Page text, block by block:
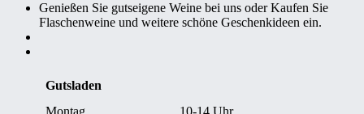
Genießen Sie gutseigene Weine bei uns oder Kaufen Sie
Flaschenweine und weitere schöne Geschenkideen ein.
Gutsladen